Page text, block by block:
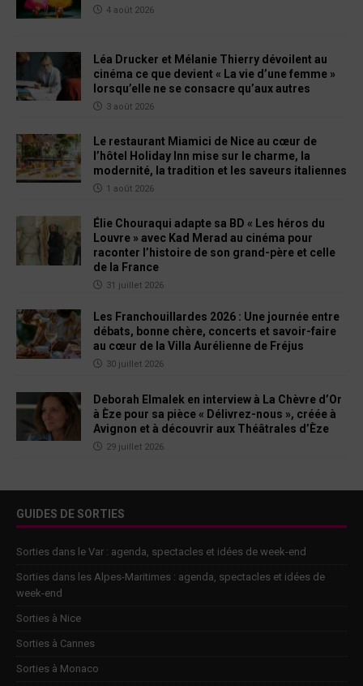
4 août 2026
Léa Drucker et Mélanie Thierry dévoilent au
cinéma ce que devient « La vie d’une femme »
lorsqu’elle ne se consacre qu’aux autres
3 août 2026
Le restaurant Miamici de Nice au cœur de
l’hôtel Holiday Inn mise sur le charme, la
modernité, la tradition et les saveurs italiennes
1 août 2026
Élie Chouraqui adapte sa BD « Les héros du
Louvre » avec Kad Merad au cinéma pour
raconter l’histoire de son grand-père et celle
de la France
31 juillet 2026
Les Franchouillardes 2026 : Une journée entre
débats, bonne chère, concerts et savoir-faire
au cœur de la Villa Aurélienne de Fréjus
30 juillet 2026
Deborah Elmalek en interview à La Chèvre d’Or
à Èze pour sa pièce « Délivrez-nous », créée à
Avignon et à découvrir aux Théâtrales d’Èze
29 juillet 2026
GUIDES DE SORTIES
Sorties dans le Var : agenda, spectacles et idées de week-end
Sorties dans les Alpes-Maritimes : agenda, spectacles et idées de
week-end
Sorties à Nice
Sorties à Cannes
Sorties à Monaco